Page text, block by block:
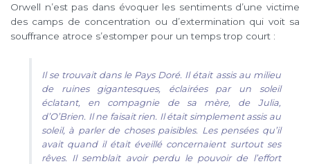
Orwell n’est pas dans évoquer les sentiments d’une victime
des camps de concentration ou d’extermination qui voit sa
souffrance atroce s’estomper pour un temps trop court :
Il se trouvait dans le Pays Doré. Il était assis au milieu
de ruines gigantesques, éclairées par un soleil
éclatant, en compagnie de sa mère, de Julia,
d’O’Brien. Il ne faisait rien. Il était simplement assis au
soleil, à parler de choses paisibles. Les pensées qu’il
avait quand il était éveillé concernaient surtout ses
rêves. Il semblait avoir perdu le pouvoir de l’effort